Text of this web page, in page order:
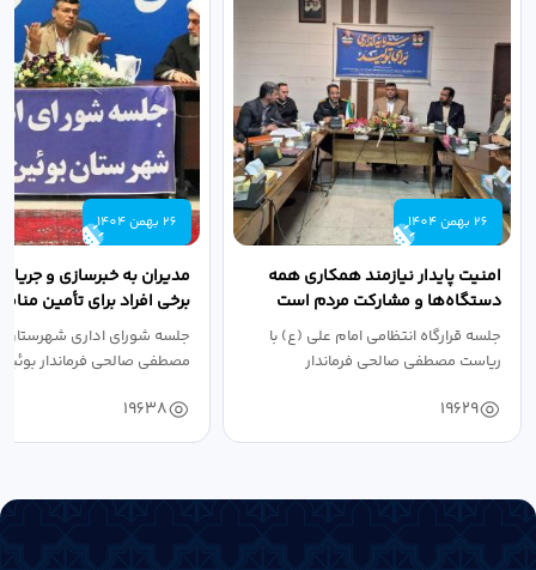
26 بهمن 1404
امنیت پایدار نیازمند همکاری همه
دستگاه‌ها و مشارکت مردم است
جلسه قرارگاه انتظامی امام علی (ع) با
ریاست مصطفی صالحی فرماندار
19629
26 بهمن 1404
مدیران به خبرسازی و
برخی افراد برای تأمین
توجهی نکنند
جلسه شورای اداری شهرستان
مصطفی صالحی فرماندار
19638